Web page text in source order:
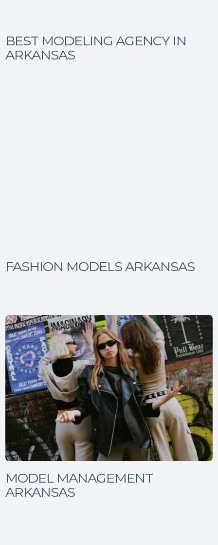
BEST MODELING AGENCY IN
ARKANSAS
FASHION MODELS ARKANSAS
MODEL MANAGEMENT
ARKANSAS